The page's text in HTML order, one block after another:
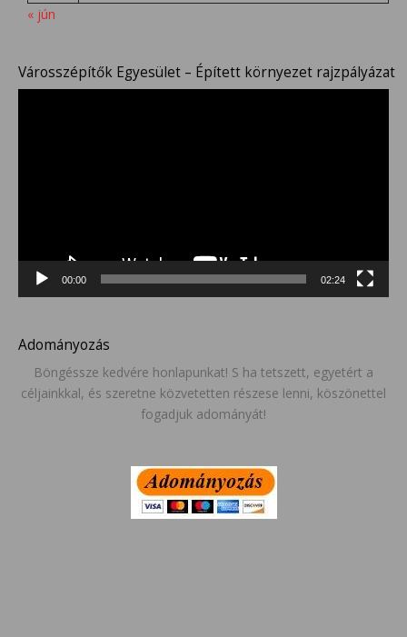
« jún
Városszépítők Egyesület – Épített környezet rajzpályázat
00:00 02:24
Adományozás
Böngéssze kedvére honlapunkat! S ha tetszett, egyetért a
céljainkkal, és szeretne közvetetten részese lenni, köszönettel
fogadjuk adományát!